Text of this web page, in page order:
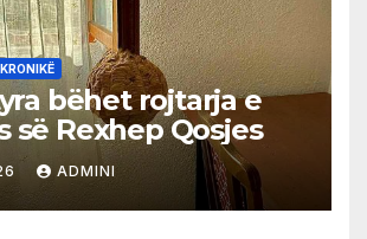
KRONIKË
bëhet rojtarja e
së Rexhep Qosjes
ADMINI